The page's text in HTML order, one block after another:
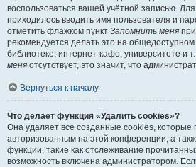
воспользоваться вашей учётной записью.
приходилось вводить имя пользователя и
отметить флажком пункт Запомнить меня
рекомендуется делать это на
библиотеке, интернет-кафе, университете и
меня отсутствует, это значит, что
Вернуться к началу
Что делает функция «Удалить cookies»?
Она удаляет все созданные cookies, которые
авторизованным на этой конференции, а
функции, такие как отслеживание
возможность включена администратором.